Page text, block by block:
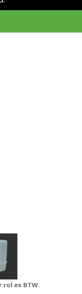
rol ex BTW